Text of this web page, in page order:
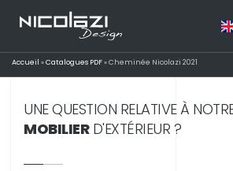
Accueil »Catalogues PDF»Cheminée Nicolazi 2021
UNE QUESTION RELATIVE À
MOBILIERD'EXTÉRIEUR ?